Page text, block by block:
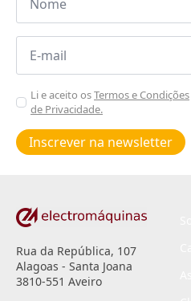
Email
Aceitar
Poiticas
de
privacidade
Li e aceito osTermos e Condições
de Privacidade.
Inscrever na newsletter
Rua da República, 107
Alagoas - Santa Joana
3810-551 Aveiro